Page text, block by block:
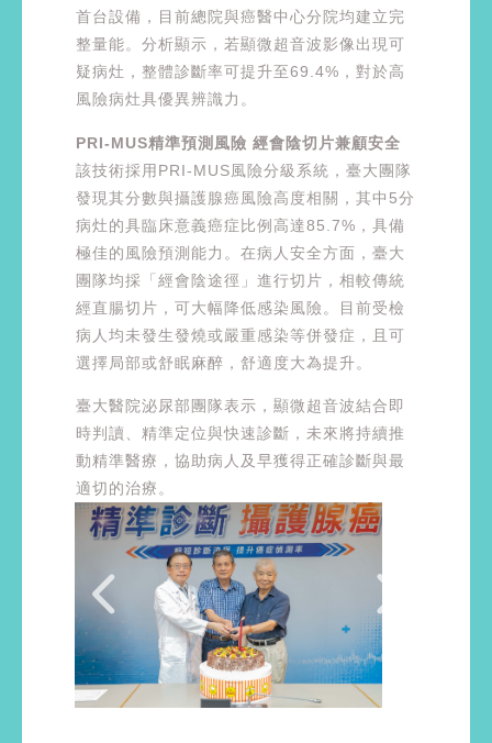
首台設備，目前總院與癌醫中心分院均建立完
整量能。分析顯示，若顯微超音波影像出現可
疑病灶，整體診斷率可提升至69.4%，對於高
風險病灶具優異辨識力。
PRI-MUS精準預測風險 經會陰切片兼顧安全
該技術採用PRI-MUS風險分級系統，臺大團隊
發現其分數與攝護腺癌風險高度相關，其中5分
病灶的具臨床意義癌症比例高達85.7%，具備
極佳的風險預測能力。在病人安全方面，臺大
團隊均採「經會陰途徑」進行切片，相較傳統
經直腸切片，可大幅降低感染風險。目前受檢
病人均未發生發燒或嚴重感染等併發症，且可
選擇局部或舒眠麻醉，舒適度大為提升。
臺大醫院泌尿部團隊表示，顯微超音波結合即
時判讀、精準定位與快速診斷，未來將持續推
動精準醫療，協助病人及早獲得正確診斷與最
適切的治療。